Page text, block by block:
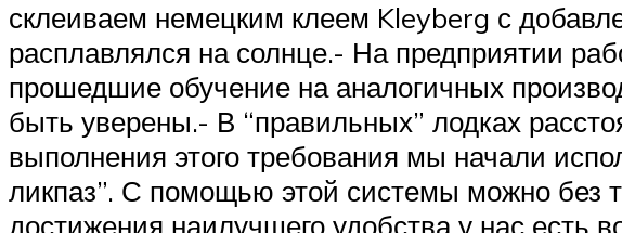
склеиваем немецким клеем Kleyberg с
расплавлялся на солнце.- На предприятии
прошедшие обучение на аналогичных
быть уверены.- В “правильных” лодках
выполнения этого требования мы начали
ликпаз”. С помощью этой системы можно без
достижения наилучшего удобства у нас есть